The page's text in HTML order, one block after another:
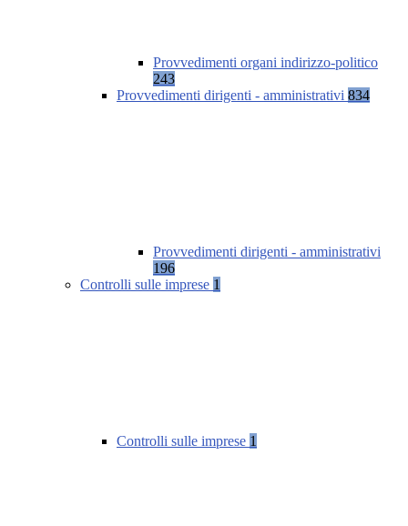
Provvedimenti organi indirizzo-politico
243
Provvedimenti dirigenti - amministrativi 834
Provvedimenti dirigenti - amministrativi
196
Controlli sulle imprese 1
Controlli sulle imprese 1